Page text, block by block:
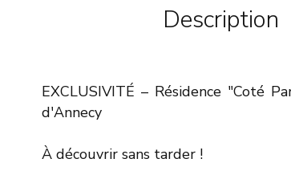
Description
EXCLUSIVITÉ – Résidence "Coté
d'Annecy
À découvrir sans tarder !